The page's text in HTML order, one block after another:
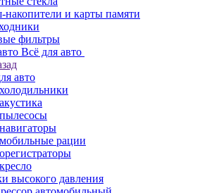
и карты памяти
фильтры
Всё для авто
авто
рации
высокого давления